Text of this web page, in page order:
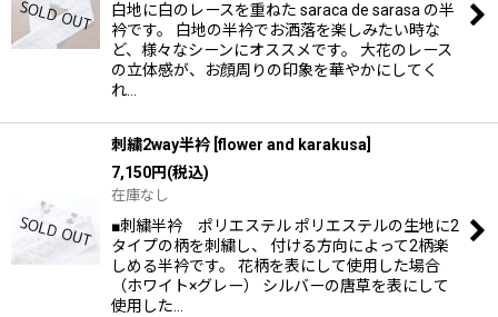
白地に白のレースを重ねた saraca de sarasa の半
衿です。 白地の半衿でお洒落を楽しみたい時な
ど、様々なシーンにオススメです。 大花のレース
の立体感が、お顔周りの印象を華やかにしてく
れ…
刺繍2way半衿 [flower and karakusa
7,150円(税込)
在庫なし
■刺繍半衿 ポリエステル ポリエステルの生地に2
タイプの柄を刺繍し、 付ける方向によって2柄楽
しめる半衿です。 花柄を表にして使用した場合
（ホワイト×グレー） シルバーの唐草を表にして
使用した…